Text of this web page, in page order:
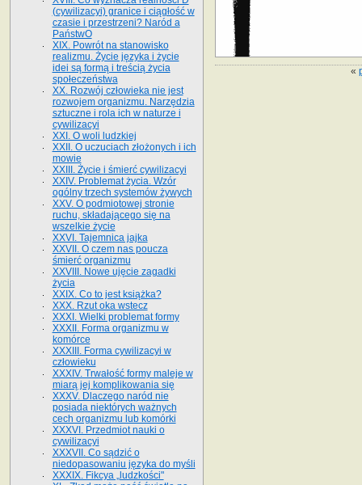
«
(cywilizacyi) granice i ciągłość w
czasie i przestrzeni? Naród a
PaństwO
XIX. Powrót na stanowisko
realizmu. Życie języka i życie
idei są formą i treścią życia
społeczeństwa
XX. Rozwój człowieka nie jest
rozwojem organizmu. Narzędzia
sztuczne i rola ich w naturze i
cywilizacyi
XXI. O woli ludzkiej
XXII. O uczuciach złożonych i ich
mowie
XXIII. Życie i śmierć cywilizacyi
XXIV. Problemat życia. Wzór
ogólny trzech systemów żywych
XXV. O podmiotowej stronie
ruchu, składającego się na
wszelkie życie
XXVI. Tajemnica jajka
XXVII. O czem nas poucza
śmierć organizmu
XXVIII. Nowe ujęcie zagadki
życia
XXIX. Co to jest książka?
XXX. Rzut oka wstecz
XXXI. Wielki problemat formy
XXXII. Forma organizmu w
komórce
XXXIII. Forma cywilizacyi w
człowieku
XXXIV. Trwałość formy maleje w
miarą jej komplikowania się
XXXV. Dlaczego naród nie
posiada niektórych ważnych
cech organizmu lub komórki
XXXVI. Przedmiot nauki o
cywilizacyi
XXXVII. Co sądzić o
niedopasowaniu języka do myśli
XXXIX. Fikcya „ludzkości"